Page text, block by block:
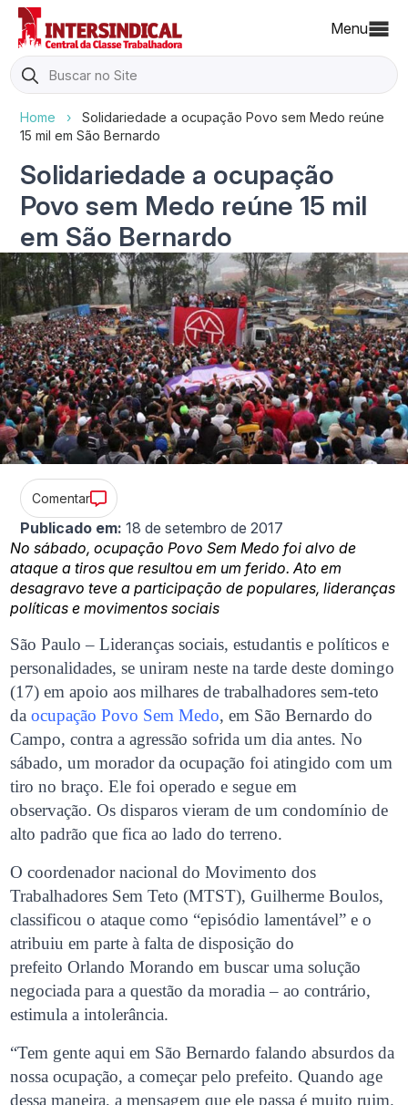
Menu
Search
for:
Home ›
Solidariedade a ocupação Povo sem Medo reúne
15 mil em São Bernardo
Solidariedade a ocupação
Povo sem Medo reúne 15 mil
em São Bernardo
Comentar
Publicado em: 18 de setembro de 2017
No sábado, ocupação Povo Sem Medo foi alvo de
ataque a tiros que resultou em um ferido. Ato em
desagravo teve a participação de populares, lideranças
políticas e movimentos sociais
São Paulo – Lideranças sociais, estudantis e políticos e
personalidades, se uniram neste na tarde deste domingo
(17) em apoio aos milhares de trabalhadores sem-teto
daocupação Povo Sem Medo, em São Bernardo do
Campo, contra a agressão sofrida um dia antes. No
sábado, um morador da ocupação foi atingido com um
tiro no braço. Ele foi operado e segue em
observação. Os disparos vieram de um condomínio de
alto padrão que fica ao lado do terreno.
O coordenador nacional do Movimento dos
Trabalhadores Sem Teto (MTST), Guilherme Boulos,
classificou o ataque como “episódio lamentável” e o
atribuiu em parte à falta de disposição do
prefeito Orlando Morando em buscar uma solução
negociada para a questão da moradia – ao contrário,
estimula a intolerância.
“Tem gente aqui em São Bernardo falando absurdos da
nossa ocupação, a começar pelo prefeito. Quando age
dessa maneira, a mensagem que ele passa é muito ruim.